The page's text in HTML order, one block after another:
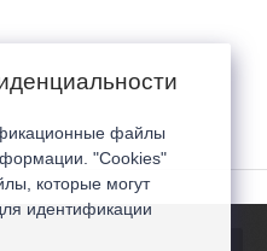
файлы
"Cookies"
которые могут
идентификации